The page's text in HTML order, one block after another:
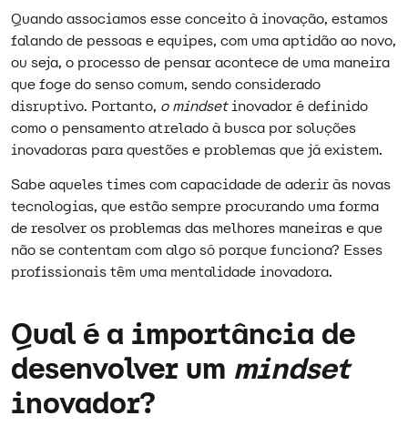
Quando associamos esse conceito à inovação, estamos
falando de pessoas e equipes, com uma aptidão ao novo,
ou seja, o processo de pensar acontece de uma maneira
que foge do senso comum, sendo considerado
disruptivo. Portanto, o mindsetinovador é definido
como o pensamento atrelado à busca por soluções
inovadoras para questões e problemas que já existem.
Sabe aqueles times com capacidade de aderir às novas
tecnologias, que estão sempre procurando uma forma
de resolver os problemas das melhores maneiras e que
não se contentam com algo só porque funciona? Esses
profissionais têm uma mentalidade inovadora.
Qual é a importância de
desenvolver um mindset
inovador?